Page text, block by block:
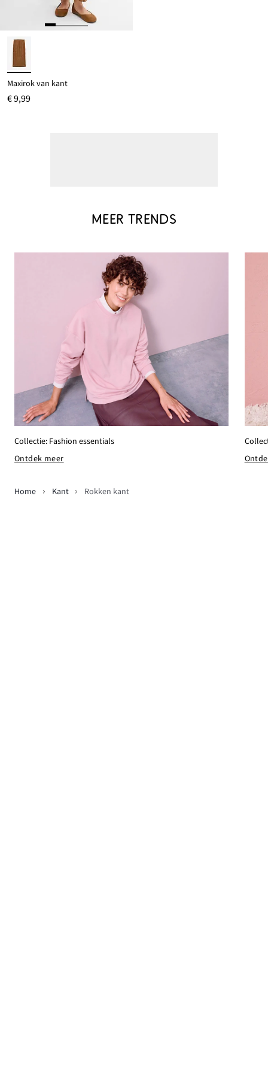
Maxirok van kant
€ 9,99
MEER TRENDS
Collectie: Fashion essentials
Ontdek meer
Home Kant Rokken kant